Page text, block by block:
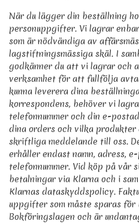
När du lägger din beställning
personuppgifter. Vi lagrar
som är nödvändiga av
lagstiftningsmässiga skäl. I
godkänner du att vi lagrar och
verksamhet för att fullfölja
kunna leverera dina
korrespondens, behöver vi
telefonnummer och din e-
dina orders och vilka
skriftliga meddelande till oss.
erhåller endast namn, adress,
telefonnummer. Vid köp på vår
betalningar via Klarna och i
Klarnas dataskyddspolicy.
uppgifter som måste sparas
Bokföringslagen och är